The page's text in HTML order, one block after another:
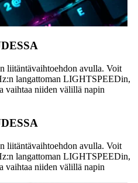
liitäntävaihtoehdon avulla. Voit
langattoman LIGHTSPEEDin,
vaihtaa niiden välillä napin
liitäntävaihtoehdon avulla. Voit
langattoman LIGHTSPEEDin,
vaihtaa niiden välillä napin